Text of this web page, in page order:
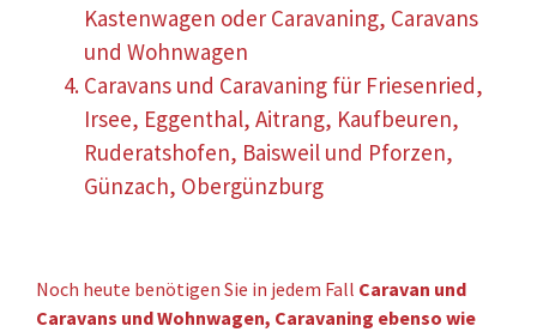
Kastenwagen oder Caravaning, Caravans
und Wohnwagen
Caravans und Caravaning für Friesenried,
Irsee, Eggenthal, Aitrang, Kaufbeuren,
Ruderatshofen, Baisweil und Pforzen,
Günzach, Obergünzburg
Noch heute benötigen Sie in jedem Fall Caravan und
Caravans und Wohnwagen, Caravaning ebenso wie